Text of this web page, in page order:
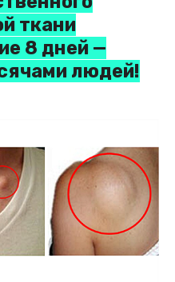
ткани
8 дней —
людей!